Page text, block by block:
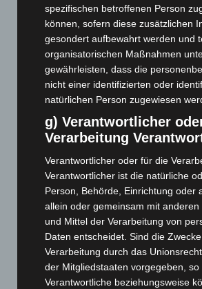
Mai 2025(112)
April 2025(88)
März 2025(111)
Februar 2025(96)
Januar 2025 (88)
Dezember 2024
November 2024(94)
Oktober 2024
(93)
September 2024(112)
August 2024 (107)
Juli 2024 (89)
Juni 2024(107)
Mai 2024(149)
April 2024(102)
spezifischen betroffenen Person
können, sofern diese zusätzlichen
gesondert aufbewahrt werden und
organisatorischen Maßnahmen
gewährleisten, dass die
nicht einer identifizierten oder
natürlichen Person zugewiesen
g) Verantwortlicher
Verarbeitung
Verantwortlicher oder für die
Verantwortlicher ist die natürliche
Person, Behörde, Einrichtung oder
allein oder gemeinsam mit
und Mittel der Verarbeitung von
Daten entscheidet. Sind die
Verarbeitung durch das
der Mitgliedstaaten vorgegeben, so
Verantwortliche beziehungsweise